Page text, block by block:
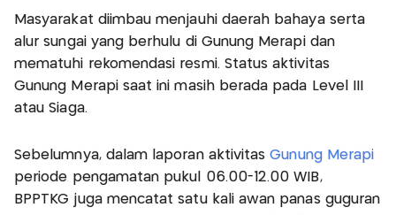
Masyarakat diimbau menjauhi daerah bahaya serta
alur sungai yang berhulu di Gunung Merapi dan
mematuhi rekomendasi resmi. Status aktivitas
Gunung Merapi saat ini masih berada pada Level III
atau Siaga.
Sebelumnya, dalam laporan aktivitasGunung Merapi
periode pengamatan pukul 06.00-12.00 WIB,
BPPTKG juga mencatat satu kali awan panas guguran